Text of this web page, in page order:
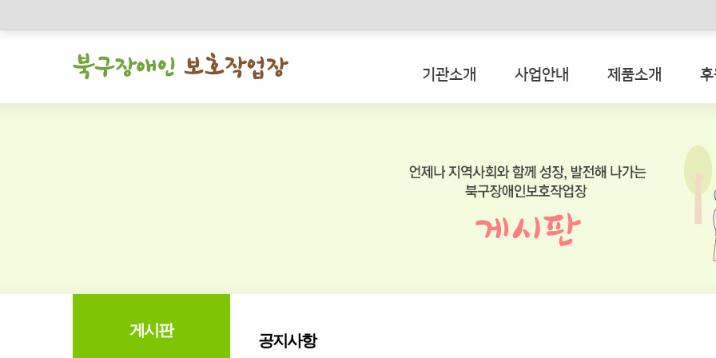
기관소개 사업안내 제품소개
게시판
공지사항